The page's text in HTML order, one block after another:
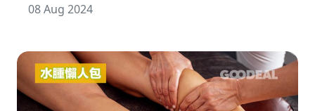
08 Aug 2024